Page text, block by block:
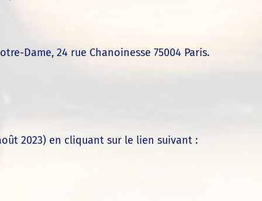
Dame, 24 rue Chanoinesse 75004 Paris.
2023) en cliquant sur le lien suivant :